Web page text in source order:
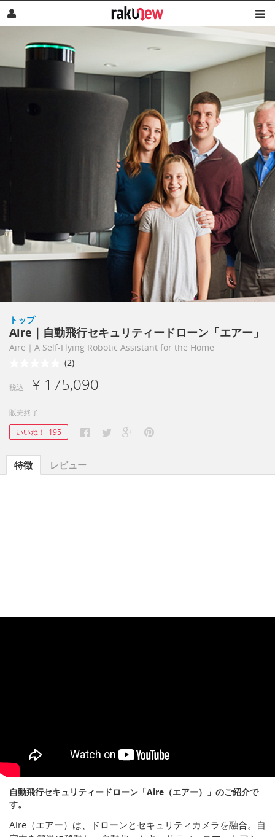
トップ
Aire｜自動飛行セキュリティードローン「エアー」
Aire｜A Self-Flying Robotic Assistant for the Home
(2)
税込 ¥ 175,090
販売終了
いいね！
195
特徴 レビュー
自動飛行セキュリティードローン「Aire（エアー）」のご紹介で
す。
Aire（エアー）は、ドローンとセキュリティカメラを融合。自